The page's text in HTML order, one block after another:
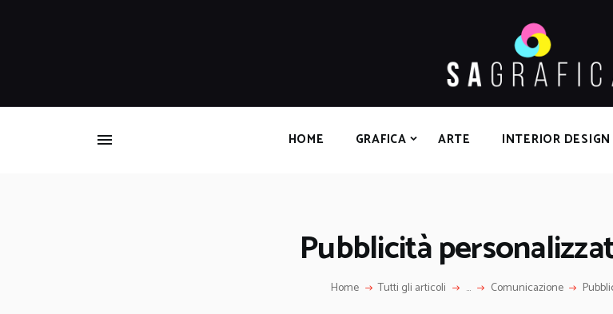
HOME GRAFICA ARTE INTERIOR DESIGN
Pubblicità
Home Tutti gli articoli ... Comunicazione
INTERIOR DESIGN
SERVIZI